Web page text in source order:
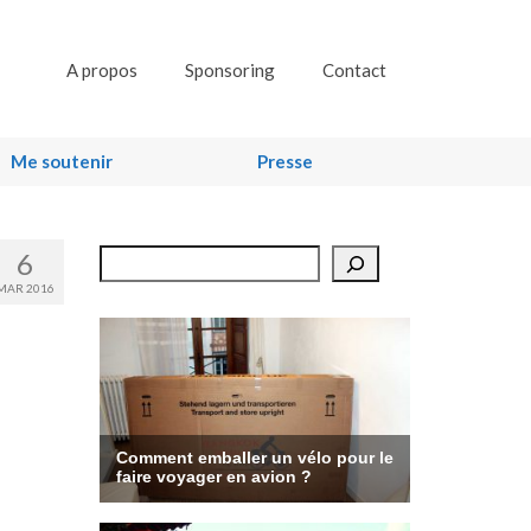
A propos Sponsoring Contact
Me soutenir Presse
6
2016